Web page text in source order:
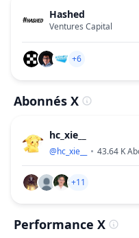
Hashed
Ventures Capital
+6
Abonnés X
hc_xie__
@hc_xie__ 43.64 K
+11
Performance X